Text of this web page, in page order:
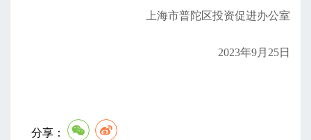
上海市普陀区投资促进办公室
2023年9月25日
分享：